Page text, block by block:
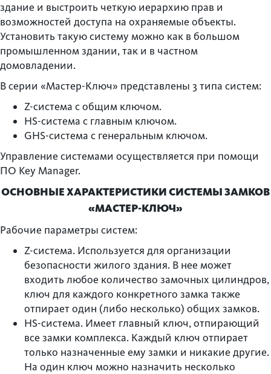
здание и выстроить четкую иерархию прав и
возможностей доступа на охраняемые объекты.
Установить такую систему можно как в большом
промышленном здании, так и в частном
домовладении.
В серии «Мастер-Ключ» представлены 3 типа систем:
Z-система с общим ключом.
HS-система с главным ключом.
GHS-система с генеральным ключом.
Управление системами осуществляется при помощи
ПО Key Manager.
ОСНОВНЫЕ ХАРАКТЕРИСТИКИ СИСТЕМЫ ЗАМКОВ
«МАСТЕР-КЛЮЧ»
Рабочие параметры систем:
Z-система. Используется для организации
безопасности жилого здания. В нее может
входить любое количество замочных цилиндров,
ключ для каждого конкретного замка также
отпирает один (либо несколько) общих замков.
HS-система. Имеет главный ключ, отпирающий
все замки комплекса. Каждый ключ отпирает
только назначенные ему замки и никакие другие.
На один ключ можно назначить несколько